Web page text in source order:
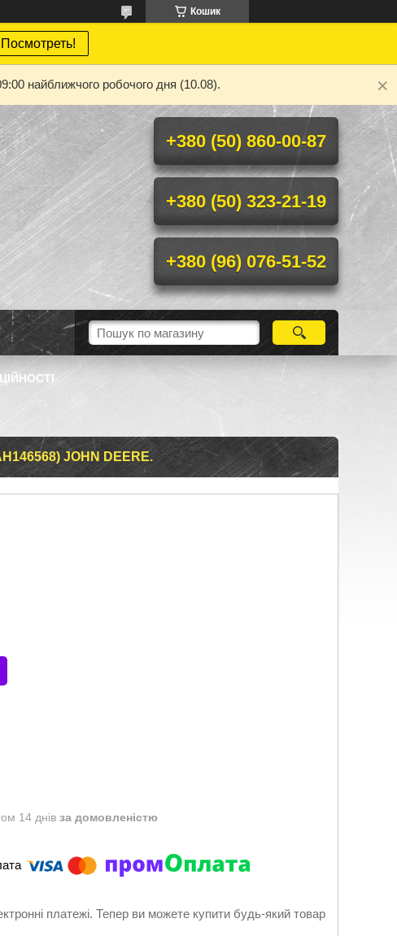
Кошик
Посмотреть!
найближчого робочого дня (10.08).
+380 (50) 860-00-87
+380 (50) 323-21-19
+380 (96) 076-51-52
JOHN DEERE.
14 днів за домовленістю
платежі. Тепер ви можете купити будь-який товар